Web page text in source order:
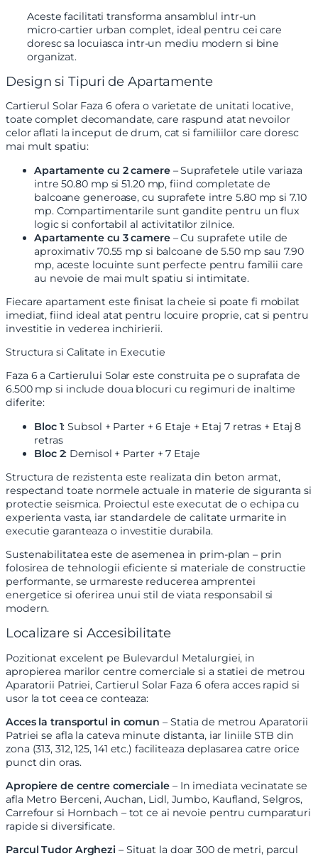
Aceste facilitati transforma ansamblul intr-un
micro-cartier urban complet, ideal pentru cei care
doresc sa locuiasca intr-un mediu modern si bine
organizat.
Design si Tipuri de Apartamente
Cartierul Solar Faza 6 ofera o varietate de unitati locative,
toate complet decomandate, care raspund atat nevoilor
celor aflati la inceput de drum, cat si familiilor care doresc
mai mult spatiu:
Apartamente cu 2 camere– Suprafetele utile variaza
intre 50.80 mp si 51.20 mp, fiind completate de
balcoane generoase, cu suprafete intre 5.80 mp si 7.10
mp. Compartimentarile sunt gandite pentru un flux
logic si confortabil al activitatilor zilnice.
Apartamente cu 3 camere– Cu suprafete utile de
aproximativ 70.55 mp si balcoane de 5.50 mp sau 7.90
mp, aceste locuinte sunt perfecte pentru familii care
au nevoie de mai mult spatiu si intimitate.
Fiecare apartament este finisat la cheie si poate fi mobilat
imediat, fiind ideal atat pentru locuire proprie, cat si pentru
investitie in vederea inchirierii.
Structura si Calitate in Executie
Faza 6 a Cartierului Solar este construita pe o suprafata de
6.500 mp si include doua blocuri cu regimuri de inaltime
diferite:
Bloc 1: Subsol + Parter + 6 Etaje + Etaj 7 retras + Etaj 8
retras
Bloc 2: Demisol + Parter + 7 Etaje
Structura de rezistenta este realizata din beton armat,
respectand toate normele actuale in materie de siguranta si
protectie seismica. Proiectul este executat de o echipa cu
experienta vasta, iar standardele de calitate urmarite in
executie garanteaza o investitie durabila.
Sustenabilitatea este de asemenea in prim-plan – prin
folosirea de tehnologii eficiente si materiale de constructie
performante, se urmareste reducerea amprentei
energetice si oferirea unui stil de viata responsabil si
modern.
Localizare si Accesibilitate
Pozitionat excelent pe Bulevardul Metalurgiei, in
apropierea marilor centre comerciale si a statiei de metrou
Aparatorii Patriei, Cartierul Solar Faza 6 ofera acces rapid si
usor la tot ceea ce conteaza:
Acces la transportul in comun – Statia de metrou Aparatorii
Patriei se afla la cateva minute distanta, iar liniile STB din
zona (313, 312, 125, 141 etc.) faciliteaza deplasarea catre orice
punct din oras.
Apropiere de centre comerciale – In imediata vecinatate se
afla Metro Berceni, Auchan, Lidl, Jumbo, Kaufland, Selgros,
Carrefour si Hornbach – tot ce ai nevoie pentru cumparaturi
rapide si diversificate.
Parcul Tudor Arghezi – Situat la doar 300 de metri, parcul
Vreau sa fiu contactat